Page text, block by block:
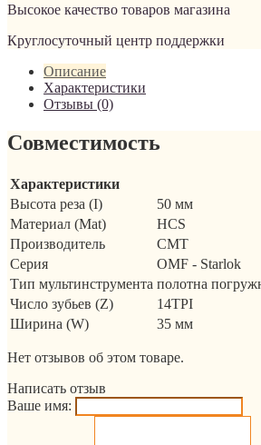
Высокое качество товаров магазина
Круглосуточный центр поддержки
Описание
Характеристики
Отзывы (0)
Совместимость
Характеристики
Высота реза (I)
50 мм
Материал (Mat)
HCS
Производитель
CMT
Серия
OMF - Starlok
Тип мультинструмента полотна
Число зубьев (Z)
14TPI
Ширина (W)
35 мм
Нет отзывов об этом товаре.
Написать отзыв
Ваше имя: